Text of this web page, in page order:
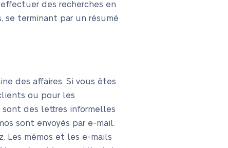
des recherches en
se terminant par un résumé
des affaires. Si vous êtes
ou pour les
sont des lettres informelles
sont envoyés par e-mail.
Les mémos et les e-mails